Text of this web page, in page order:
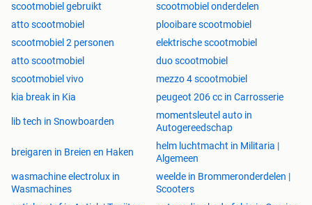
scootmobiel gebruikt
scootmobiel onderdelen
atto scootmobiel
plooibare scootmobiel
scootmobiel 2 personen
elektrische scootmobiel
atto scootmobiel
duo scootmobiel
scootmobiel vivo
mezzo 4 scootmobiel
kia break in Kia
peugeot 206 cc in Carrosserie
lib tech in Snowboarden
momentsleutel auto in
Autogereedschap
breigaren in Breien en Haken
helm luchtmacht in Militaria |
Algemeen
wasmachine electrolux in
Wasmachines
weelde in Brommeronderdelen |
Scooters